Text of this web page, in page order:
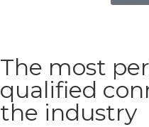
The most
qualified
the industry